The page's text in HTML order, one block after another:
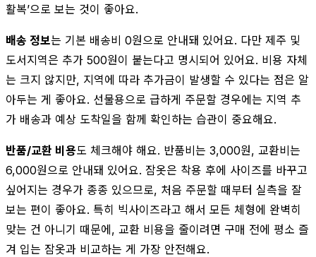
활복’으로 보는 것이 좋아요.
배송 정보는 기본 배송비 0원으로 안내돼 있어요. 다만 제주 및
도서지역은 추가 500원이 붙는다고 명시되어 있어요. 비용 자체
는 크지 않지만, 지역에 따라 추가금이 발생할 수 있다는 점은 알
아두는 게 좋아요. 선물용으로 급하게 주문할 경우에는 지역 추
가 배송과 예상 도착일을 함께 확인하는 습관이 중요해요.
반품/교환 비용도 체크해야 해요. 반품비는 3,000원, 교환비는
6,000원으로 안내돼 있어요. 잠옷은 착용 후에 사이즈를 바꾸고
싶어지는 경우가 종종 있으므로, 처음 주문할 때부터 실측을 잘
보는 편이 좋아요. 특히 빅사이즈라고 해서 모든 체형에 완벽히
맞는 건 아니기 때문에, 교환 비용을 줄이려면 구매 전에 평소 즐
겨 입는 잠옷과 비교하는 게 가장 안전해요.